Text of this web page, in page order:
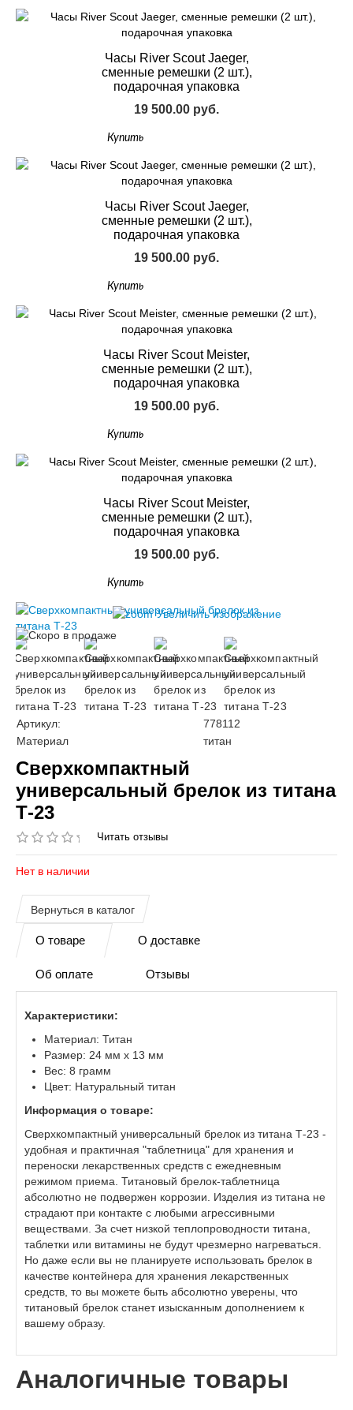
Часы River Scout Jaeger,
сменные ремешки (2 шт.),
подарочная упаковка
19 500.00 руб.
Купить
Часы River Scout Jaeger,
сменные ремешки (2 шт.),
подарочная упаковка
19 500.00 руб.
Купить
Часы River Scout Meister,
сменные ремешки (2 шт.),
подарочная упаковка
19 500.00 руб.
Купить
Часы River Scout Meister,
сменные ремешки (2 шт.),
подарочная упаковка
19 500.00 руб.
Купить
Увеличить изображение
Артикул:
778112
Материал
титан
Сверхкомпактный
универсальный брелок из титана
Т-23
Читать отзывы
Нет в наличии
О товаре О доставке
Об оплате Отзывы
Характеристики:
Материал: Титан
Размер: 24 мм x 13 мм
Вес: 8 грамм
Цвет: Натуральный титан
Информация о товаре:
Сверхкомпактный универсальный брелок из титана Т-23 -
удобная и практичная "таблетница" для хранения и
переноски лекарственных средств с ежедневным
режимом приема. Титановый брелок-таблетница
абсолютно не подвержен коррозии. Изделия из титана не
страдают при контакте с любыми агрессивными
веществами. За счет низкой теплопроводности титана,
таблетки или витамины не будут чрезмерно нагреваться.
Но даже если вы не планируете использовать брелок в
качестве контейнера для хранения лекарственных
средств, то вы можете быть абсолютно уверены, что
титановый брелок станет изысканным дополнением к
вашему образу.
Аналогичные товары